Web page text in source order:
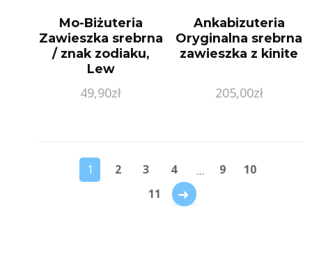
Mo-Biżuteria
Zawieszka srebrna
/ znak zodiaku,
Lew
49,90zł
Ankabizuteria
Oryginalna srebrna
zawieszka z kinite
205,00zł
1 2 3 4 … 9
10
11